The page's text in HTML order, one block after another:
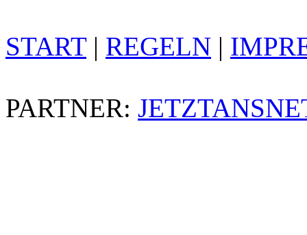
START| REGELN |
PARTNER: